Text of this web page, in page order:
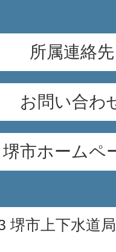
所属連絡先
お問い合わ
堺市ホームペ
堺市上下水道